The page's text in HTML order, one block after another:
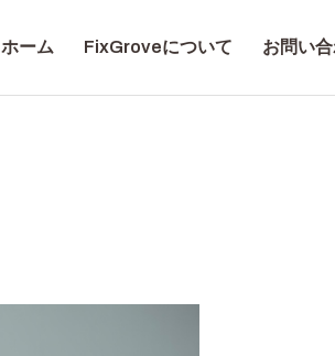
ホーム FixGroveについて お問い
FIXGROVE